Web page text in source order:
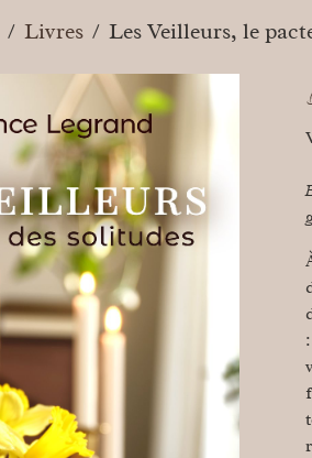
Livres Les Veilleurs, le